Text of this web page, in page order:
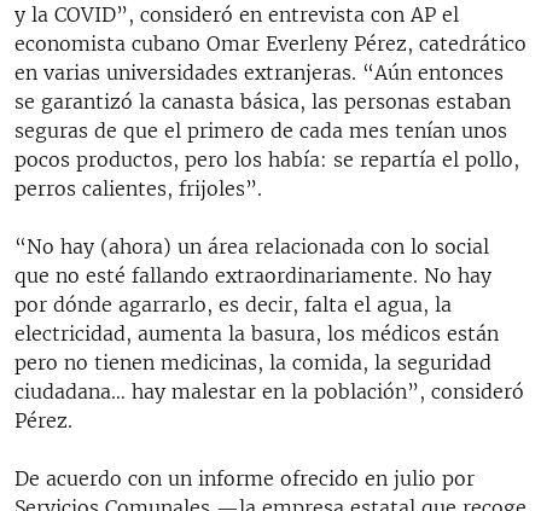
y la COVID”, consideró en entrevista con AP el
economista cubano Omar Everleny Pérez, catedrático
en varias universidades extranjeras. “Aún entonces
se garantizó la canasta básica, las personas estaban
seguras de que el primero de cada mes tenían unos
pocos productos, pero los había: se repartía el pollo,
perros calientes, frijoles”.
“No hay (ahora) un área relacionada con lo social
que no esté fallando extraordinariamente. No hay
por dónde agarrarlo, es decir, falta el agua, la
electricidad, aumenta la basura, los médicos están
pero no tienen medicinas, la comida, la seguridad
ciudadana… hay malestar en la población”, consideró
Pérez.
De acuerdo con un informe ofrecido en julio por